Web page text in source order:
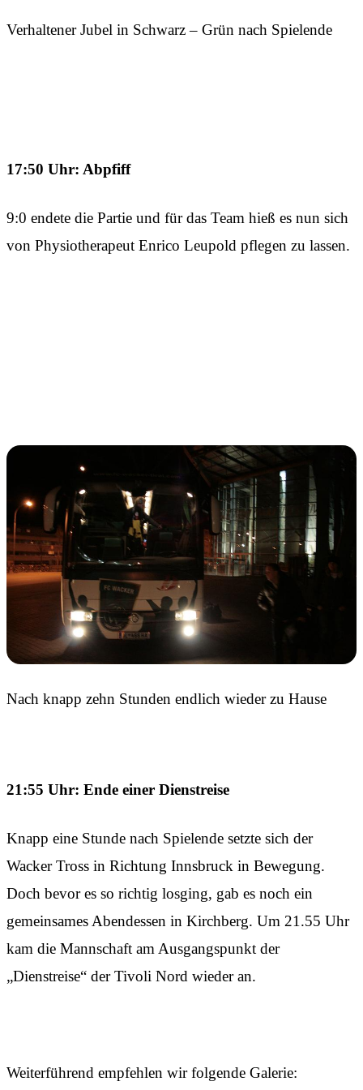
Verhaltener Jubel in Schwarz – Grün nach Spielende
17:50 Uhr: Abpfiff
9:0 endete die Partie und für das Team hieß es nun sich
von Physiotherapeut Enrico Leupold pflegen zu lassen.
Nach knapp zehn Stunden endlich wieder zu Hause
21:55 Uhr: Ende einer Dienstreise
Knapp eine Stunde nach Spielende setzte sich der
Wacker Tross in Richtung Innsbruck in Bewegung.
Doch bevor es so richtig losging, gab es noch ein
gemeinsames Abendessen in Kirchberg. Um 21.55 Uhr
kam die Mannschaft am Ausgangspunkt der
„Dienstreise“ der Tivoli Nord wieder an.
Weiterführend empfehlen wir folgende Galerie: